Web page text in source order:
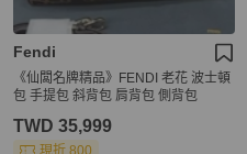
Fendi
《仙闆名牌精品》FENDI 老花 波士頓
包 手提包 斜背包 肩背包 側背包
TWD 35,999
現折 800